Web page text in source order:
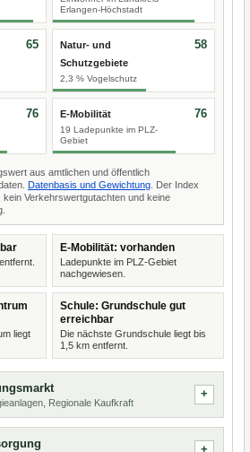
Erlangen-Höchstadt
65
Natur- und
Schutzgebiete
2,3 % Vogelschutz
58
76 E-Mobilität
19 Ladepunkte im PLZ-
Gebiet
76
aus amtlichen und öffentlich
Datenbasis und Gewichtung . Der Index
Verkehrswertgutachten und keine
E-Mobilität: vorhanden
Ladepunkte im PLZ-Gebiet
nachgewiesen.
liegt
Schule: Grundschule gut
erreichbar
Die nächste Grundschule liegt bis
1,5 km entfernt.
Regionale Kaufkraft